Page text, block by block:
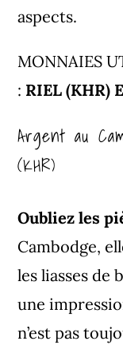
aspects.
MONNAIES
: RIEL (KHR)
Argent au
(KHR)
Oubliez les
Cambodge,
les liasses de
une
n’est pas